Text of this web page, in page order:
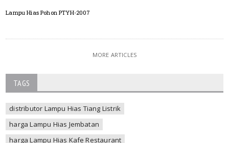
Lampu Hias Pohon PTYH-2007
MORE ARTICLES
TAGS
distributor Lampu Hias Tiang Listrik
harga Lampu Hias Jembatan
harga Lampu Hias Kafe Restaurant